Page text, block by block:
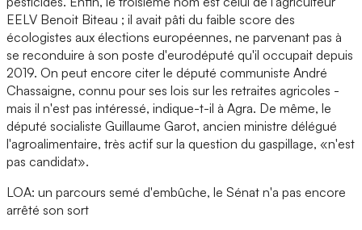
EELV Benoit Biteau ; il avait pâti du faible score des
écologistes aux élections européennes, ne parvenant pas à
se reconduire à son poste d'eurodéputé qu'il occupait depuis
2019. On peut encore citer le député communiste André
Chassaigne, connu pour ses lois sur les retraites agricoles -
mais il n'est pas intéressé, indique-t-il à Agra. De même, le
député socialiste Guillaume Garot, ancien ministre délégué
l'agroalimentaire, très actif sur la question du gaspillage, «n'est
pas candidat».
LOA: un parcours semé d'embûche, le Sénat n'a pas encore
arrêté son sort